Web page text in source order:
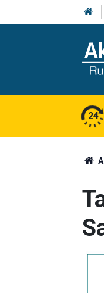
24
Klinik